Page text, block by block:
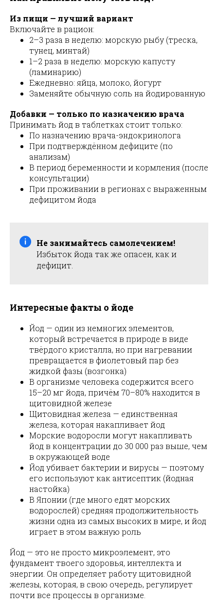
Из пищи — лучший вариант
Включайте в рацион:
2–3 раза в неделю: морскую рыбу (треска,
тунец, минтай)
1–2 раза в неделю: морскую капусту
(ламинарию)
Ежедневно: яйца, молоко, йогурт
Заменяйте обычную соль на йодированную
Добавки — только по назначению врача
Принимать йод в таблетках стоит только:
По назначению врача-эндокринолога
При подтверждённом дефиците (по
анализам)
В период беременности и кормления (после
консультации)
При проживании в регионах с выраженным
дефицитом йода
Не занимайтесь самолечением!
Избыток йода так же опасен, как и
дефицит.
Интересные факты о йоде
Йод — один из немногих элементов,
который встречается в природе в виде
твёрдого кристалла, но при нагревании
превращается в фиолетовый пар без
жидкой фазы (возгонка)
В организме человека содержится всего
15–20 мг йода, причём 70–80% находится в
щитовидной железе
Щитовидная железа — единственная
железа, которая накапливает йод
Морские водоросли могут накапливать
йод в концентрации до 30 000 раз выше, чем
в окружающей воде
Йод убивает бактерии и вирусы — поэтому
его используют как антисептик (йодная
настойка)
В Японии (где много едят морских
водорослей) средняя продолжительность
жизни одна из самых высоких в мире, и йод
играет в этом важную роль
Йод — это не просто микроэлемент, это
фундамент твоего здоровья, интеллекта и
энергии. Он определяет работу щитовидной
железы, которая, в свою очередь, регулирует
почти все процессы в организме.